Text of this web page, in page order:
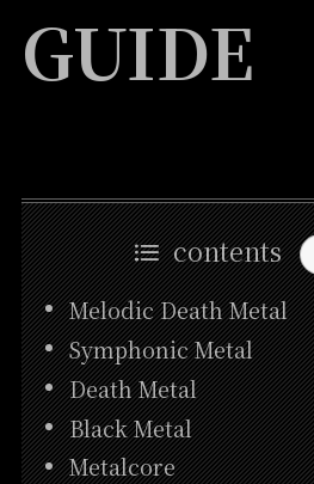
GUIDE
contents
Melodic Death Metal
Symphonic Metal
Death Metal
Black Metal
Metalcore